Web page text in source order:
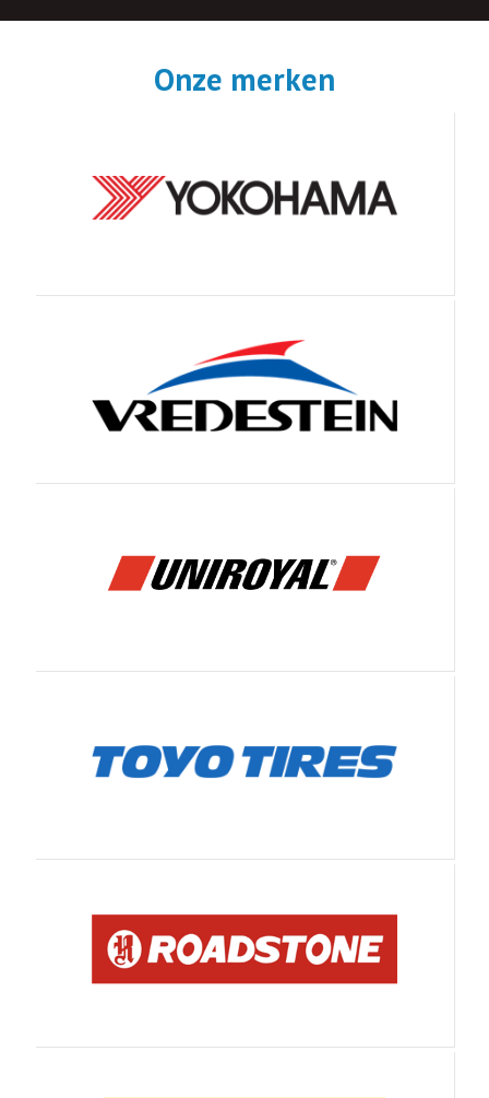
Onze merken